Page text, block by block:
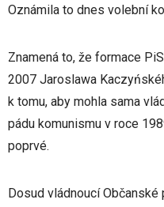
Oznámila to dnes volební
Znamená to, že formace
2007 Jaroslawa
k tomu, aby mohla sama
pádu komunismu v roce
poprvé.
Dosud vládnoucí